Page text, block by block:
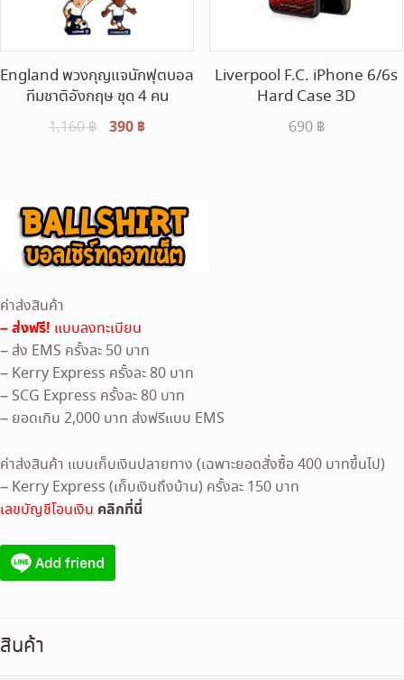
England พวงกุญแจนักฟุตบอล
ทีมชาติอังกฤษ ชุด 4 คน
1,160฿
Original
390 ฿Current
Liverpool F.C. iPhone 6/6s
Hard Case 3D
690 ฿
ค่าส่งสินค้า
– ส่งฟรี! แบบลงทะเบียน
– ส่ง EMS ครั้งละ 50 บาท
– Kerry Express ครั้งละ 80 บาท
– SCG Express ครั้งละ 80 บาท
– ยอดเกิน 2,000 บาท ส่งฟรีแบบ EMS
ค่าส่งสินค้า แบบเก็บเงินปลายทาง (เฉพาะยอดสั่งซื้อ 400 บาทขึ้นไป)
– Kerry Express (เก็บเงินถึงบ้าน) ครั้งละ 150 บาท
เลขบัญชีโอนเงิน คลิกที่นี่
สินค้า